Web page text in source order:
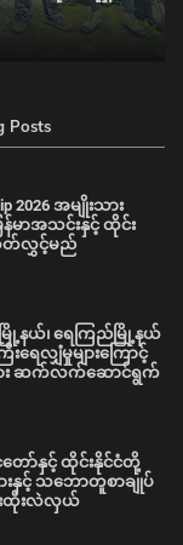
Posts
2026 အမျိုးသား
မာအသင်းနှင့် ထိုင်း
တ်လွှင့်မည်
ြို့နယ်၊ ရေကြည်မြို့နယ်
ေလျှံမှုများကြောင့်
း ဆက်လက်ဆောင်ရွက်
တော်နှင့် ထိုင်းနိုင်ငံတို့
းနှင့် သဘောတူစာချုပ်
းထိုးလဲလှယ်